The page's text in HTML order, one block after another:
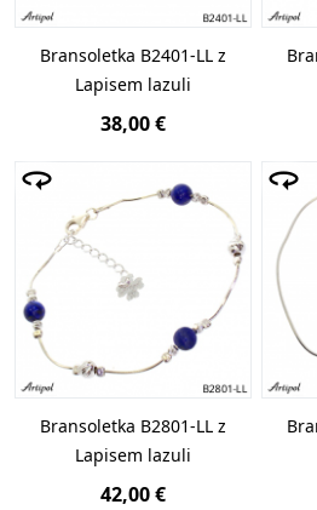
Bransoletka B2401-LL z
Lapisem lazuli
38,00 €
Bransoletka B2801-LL z
Lapisem lazuli
42,00 €